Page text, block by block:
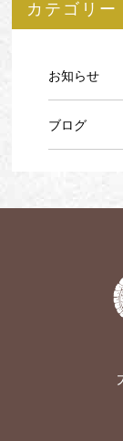
カテゴリー
お知らせ
ブログ